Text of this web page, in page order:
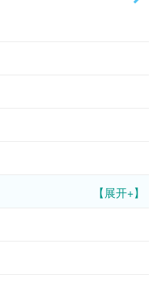
【展开+】